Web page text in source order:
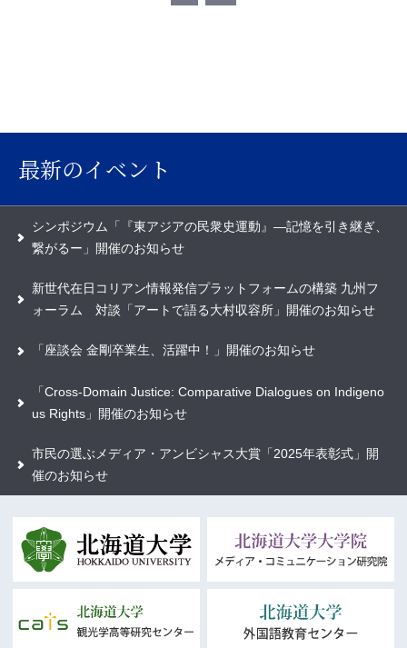
最新のイベント
シンポジウム「『東アジアの民衆史運動』―記憶を引き継ぎ、
繋がるー」開催のお知らせ
新世代在日コリアン情報発信プラットフォームの構築 九州フ
ォーラム 対談「アートで語る大村収容所」開催のお知らせ
「座談会 金剛卒業生、活躍中！」開催のお知らせ
「Cross-Domain Justice: Comparative Dialogues on Indigeno
us Rights」開催のお知らせ
市民の選ぶメディア・アンビシャス大賞「2025年表彰式」開
催のお知らせ